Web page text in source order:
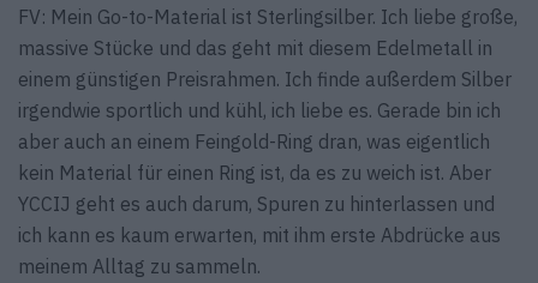
FV: Mein Go-to-Material ist Sterlingsilber. Ich liebe große,
massive Stücke und das geht mit diesem Edelmetall in
einem günstigen Preisrahmen. Ich finde außerdem Silber
irgendwie sportlich und kühl, ich liebe es. Gerade bin ich
aber auch an einem Feingold-Ring dran, was eigentlich
kein Material für einen Ring ist, da es zu weich ist. Aber
YCCIJ geht es auch darum, Spuren zu hinterlassen und
ich kann es kaum erwarten, mit ihm erste Abdrücke aus
meinem Alltag zu sammeln.